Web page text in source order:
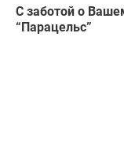
С заботой о
“Парацельс”